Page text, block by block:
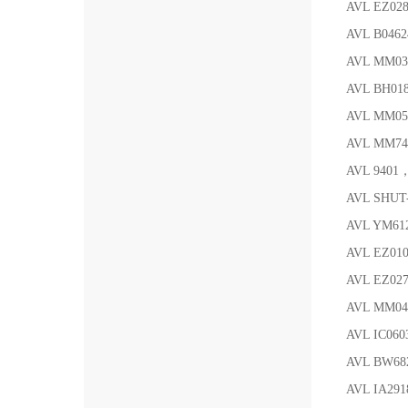
AVL
AVL
AVL
AVL
AVL
AVL
AVL 9401
AVL
AVL
AVL
AVL
AVL
AVL
AVL
AVL